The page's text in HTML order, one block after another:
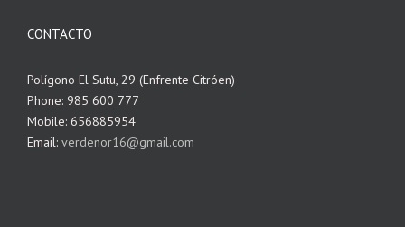
CONTACTO
Polígono El Sutu, 29 (Enfrente Citróen)
Phone: 985 600 777
Mobile: 656885954
Email: verdenor16@gmail.com